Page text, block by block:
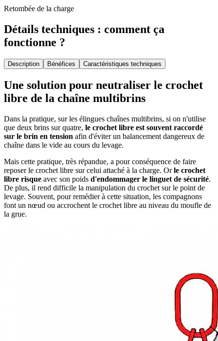
Retombée de la charge
Détails techniques : comment ça
fonctionne ?
Description Bénéfices Caractéristiques techniques
Une solution pour neutraliser le crochet
libre de la chaîne multibrins
Dans la pratique, sur les élingues chaînes multibrins, si on n'utilise
que deux brins sur quatre, le crochet libre est souvent raccordé
sur le brin en tension afin d'éviter un balancement dangereux de
chaîne dans le vide au cours du levage.
Mais cette pratique, très répandue, a pour conséquence de faire
reposer le crochet libre sur celui attaché à la charge. Orle crochet
libre risque avec son poids d'endommager le linguet de sécurité.
De plus, il rend difficile la manipulation du crochet sur le point de
levage. Souvent, pour remédier à cette situation, les compagnons
font un nœud ou accrochent le crochet libre au niveau du moufle de
la grue.